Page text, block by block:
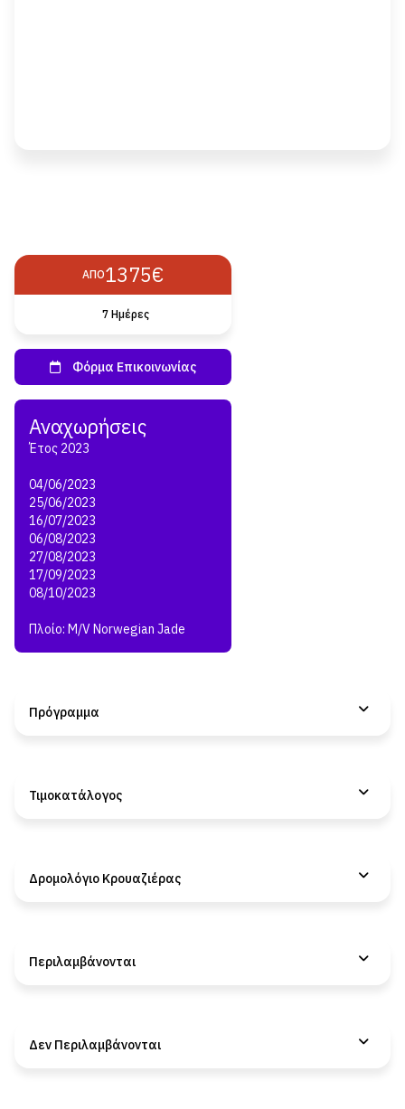
ΑΠΌ1375€
7 Ημέρες
Έτος 2023
04/06/2023
25/06/2023
16/07/2023
06/08/2023
27/08/2023
17/09/2023
08/10/2023
Πλοίο: M/V Norwegian Jade
Πρόγραμμα
Τιμοκατάλογος
Δρομολόγιο Κρουαζιέρας
Περιλαμβάνονται
Δεν Περιλαμβάνονται